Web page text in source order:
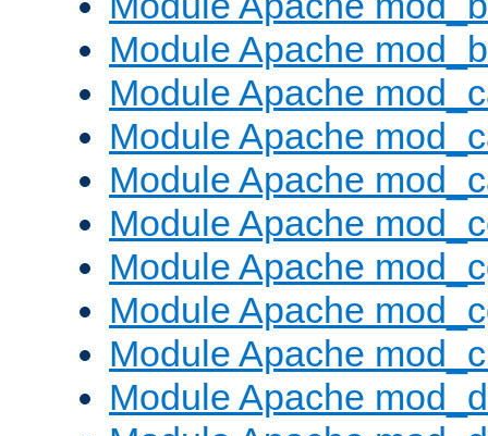
Module Apache
Module Apache
Module Apache
Module Apache
Module Apache
Module Apache
Module Apache
Module Apache
Module Apache